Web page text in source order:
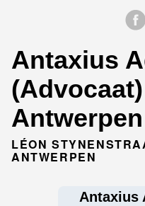
Antaxius
LÉON
ANTWERPEN
Antaxius